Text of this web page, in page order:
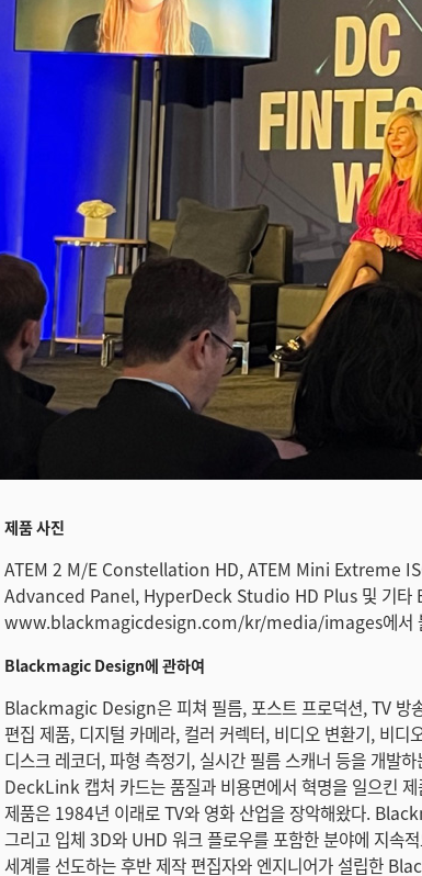
제품 사진
ATEM 2 M/E Constellation HD, ATEM Mini Extreme
Advanced Panel, HyperDeck Studio HD Plus 및 기타
www.blackmagicdesign.com/kr/media/images에서
Blackmagic Design에 관하여
Blackmagic Design은 피쳐 필름, 포스트 프로덕션, TV 방
편집 제품, 디지털 카메라, 컬러 커렉터, 비디오 변환기, 비디
디스크 레코더, 파형 측정기, 실시간 필름 스캐너 등을 개
DeckLink 캡처 카드는 품질과 비용면에서 혁명을 일으킨
제품은 1984년 이래로 TV와 영화 산업을 장악해왔다.
그리고 입체 3D와 UHD 워크 플로우를 포함한 분야에 지속
세계를 선도하는 후반 제작 편집자와 엔지니어가 설립한